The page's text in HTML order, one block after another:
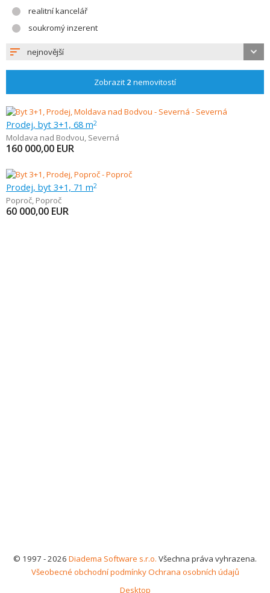
realitní kancelář
soukromý inzerent
nejnovější
Zobrazit 2 nemovitostí
Prodej, byt 3+1, 68 m2
Moldava nad Bodvou, Severná
160 000,00 EUR
Prodej, byt 3+1, 71 m2
Poproč, Poproč
60 000,00 EUR
© 1997 - 2026 Diadema Software s.r.o. Všechna práva vyhrazena.
Všeobecné obchodní podmínkyOchrana osobních údajů
Desktop